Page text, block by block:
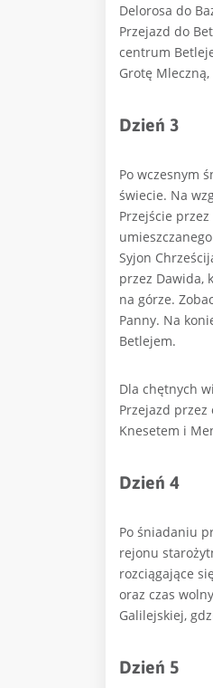
Delorosa do
Przejazd do
centrum
Grotę
Dzień 3
Po wczesnym
świecie. Na
Przejście
Syjon
przez Dawida,
na górze.
Panny. Na
Betlejem.
Dla chętnych
Przejazd
Knesetem i
Dzień 4
Po śniadaniu
rejonu
rozciągające
oraz czas
Galilejskiej,
Dzień 5